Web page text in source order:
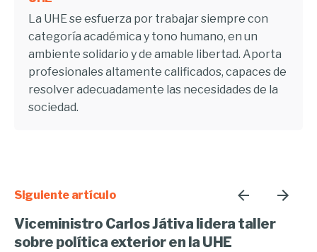
La UHE se esfuerza por trabajar siempre con
categoría académica y tono humano, en un
ambiente solidario y de amable libertad. Aporta
profesionales altamente calificados, capaces de
resolver adecuadamente las necesidades de la
sociedad.
Siguiente artículo
Viceministro Carlos Játiva lidera taller
sobre política exterior en la UHE